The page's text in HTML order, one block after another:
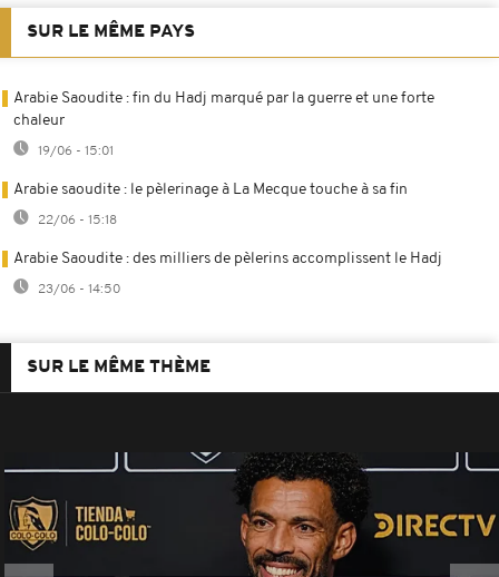
SUR LE MÊME PAYS
Arabie Saoudite : fin du Hadj marqué par la guerre et une forte
chaleur
19/06 - 15:01
Arabie saoudite : le pèlerinage à La Mecque touche à sa fin
22/06 - 15:18
Arabie Saoudite : des milliers de pèlerins accomplissent le Hadj
23/06 - 14:50
SUR LE MÊME THÈME